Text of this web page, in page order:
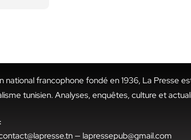
national francophone fondé en 1936, La Presse
tunisien. Analyses, enquêtes, culture et
— lapressepub@gmail.com